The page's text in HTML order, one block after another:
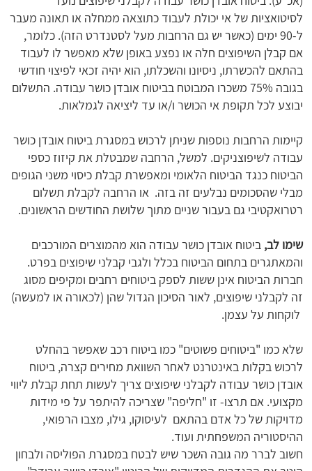
לסיטואציות של אי יכולת לעבוד כתוצאה ממחלה או תאונה מעבר
ל-90 ימים (כאשר יש גם הרחבות מעל לסטנדרט הזה). כלומר,
אם קבלן השיפוצים חלה או נפצע באופן שלא מאפשר לו לעבוד
בהתאם להכשרתו, ניסיונו והשכלתו, הוא יהיה זכאי לפיצוי חודשי
בגובה 75% משכרו המבוטח בביטוח אובדן כושר עבודה. התשלום
יבוצע לכל תקופת אי הכושר ו/או עד ליציאה לגמלאות.
קיימות הרחבות נוספות שניתן לרכוש במסגרת ביטוח אובדן כושר
עבודה לשיפוצניקים. למשל, הרחבה שמבטלת את קיזוז כספי
הביטוח כנגד הביטוח הלאומי ומאפשרת קבלת כיסוי משני הגופים
מבלי שהסכומים נבלעים זה בזה. או הרחבה לקבלת תשלום
רטרואקטיבי גם בעבור שניים מתוך שלושת החודשים הראשונים.
שימו לב, ביטוח אובדן כושר עבודה הוא מהמוצרים המורכבים
והמאתגרים בתחום הביטוח בכלל ולגבי קבלני שיפוצים בפרט.
חברות הביטוח אינן ששות לספק ביטוחים רחבים ומקיפים מסוג
זה לקבלני שיפוצים, לאור הסיכון הגדול שהן (לכאורה או למעשה)
לוקחות על עצמן.
שלא כמו "ביטוחים פשוטים" כמו ביטוח רכב שאפשר בהחלט
לרכוש בקלות באינטרנט לאחר השוואת מחירים קצרה, ביטוח
אובדן כושר עבודה לקבלני שיפוצים צריך לעשות תחת קבלת ליווי
מקצועי. אם תרצו- זו "חליפה" שצריכה להיתפר על פי מידות
מדויקות של כל אדם בהתאם לעיסוקו, גילו, מצבו הרפואי,
ההיסטוריה המשפחתית ועוד.
חשוב לברר מה גובה השכר שיש לבטח במסגרת הפוליסה ולבחון